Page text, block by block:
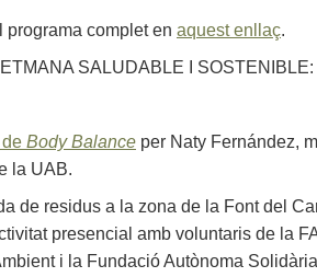
programa complet en aquest enllaç.
SALUDABLE I SOSTENIBLE:
Body Balance per Naty Fernández,
la UAB.
de residus a la zona de la Font del
presencial amb voluntaris de la
i la Fundació Autònoma